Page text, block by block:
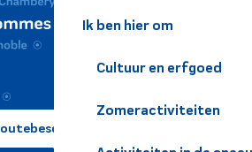
Ik ben hier om
Cultuur en erfgoed
Zomeractiviteiten
?